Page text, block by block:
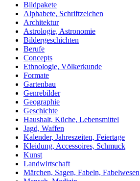
Bildpakete
Alphabete, Schriftzeichen
Architektur
Astrologie, Astronomie
Bildergeschichten
Berufe
Concepts
Ethnologie, Völkerkunde
Formate
Gartenbau
Genrebilder
Geographie
Geschichte
Haushalt, Küche, Lebensmittel
Jagd, Waffen
Kalender, Jahreszeiten, Feiertage
Kleidung, Accessoires, Schmuck
Kunst
Landwirtschaft
Märchen, Sagen, Fabeln, Fabelwesen